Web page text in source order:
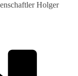
Holger